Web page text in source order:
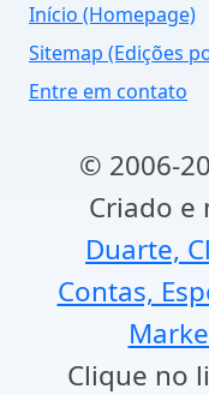
Início (Homepage)
Sitemap (Edições
Entre em contato
© 2006-
Criado
Duarte,
Contas,
Clique no